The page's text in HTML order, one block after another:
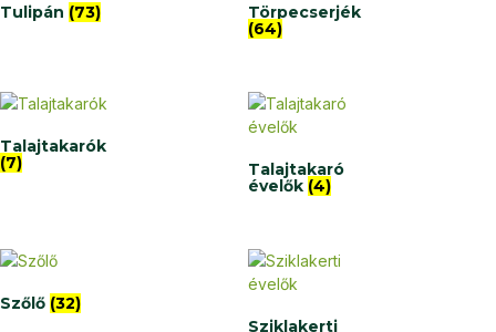
Tulipán (73)
Törpecserjék
(64)
Talajtakarók
(7)
Talajtakaró
évelők (4)
Szőlő (32)
Sziklakerti